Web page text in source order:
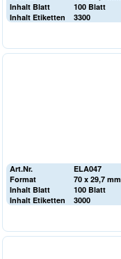
Inhalt Blatt
100 Blatt
Inhalt Etiketten
3300
Art.Nr.
ELA047
Format
70 x 29,7 mm
Inhalt Blatt
100 Blatt
Inhalt Etiketten
3000